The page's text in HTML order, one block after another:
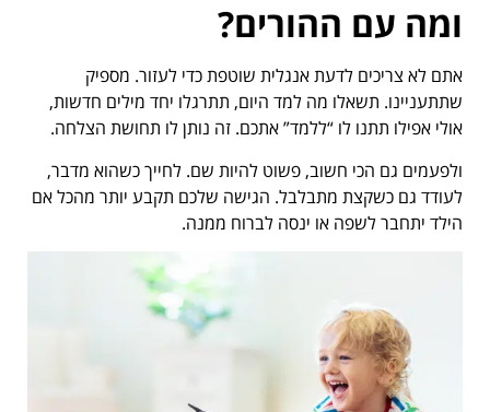
ומה עם ההורים?
אתם לא צריכים לדעת אנגלית שוטפת כדי לעזור. מספיק
שתתעניינו. תשאלו מה למד היום, תתרגלו יחד מילים חדשות,
אולי אפילו תתנו לו “ללמד” אתכם. זה נותן לו תחושת הצלחה.
ולפעמים גם הכי חשוב, פשוט להיות שם. לחייך כשהוא מדבר,
לעודד גם כשקצת מתבלבל. הגישה שלכם תקבע יותר מהכל אם
הילד יתחבר לשפה או ינסה לברוח ממנה.